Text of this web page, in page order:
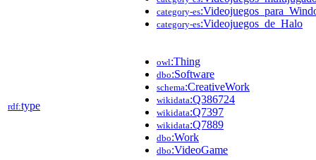
category-es
category-es:Videojuegos_de_Halo
rdf:type
owl:Thing
dbo:Software
schema:CreativeWork
wikidata:Q386724
wikidata:Q7397
wikidata:Q7889
dbo:Work
dbo:VideoGame